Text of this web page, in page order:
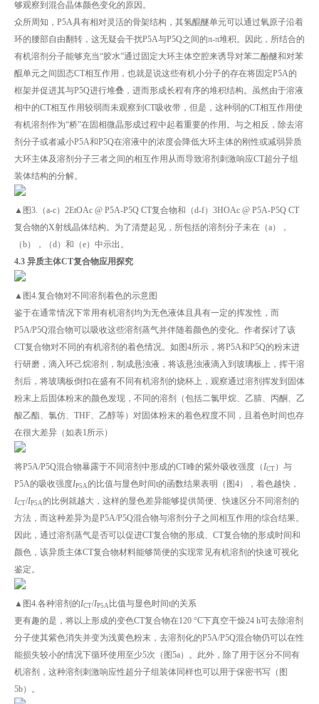
够观察到混合晶体颜色变化的原因。
众所周知，P5A具有相对灵活的骨架结构，其氢醌醚单元可以通过氧原子沿着
环的腰部自由翻转，这无疑会干扰P5A与P5Q之间的π-π堆积。因此，所结合的
有机溶剂分子能够充当“胶水”通过固定大环主体空腔来诱导对苯二酚醚和对苯
醌单元之间固态CT相互作用，也就是说这些有机小分子的存在将固定P5A的
框架并促进其与P5Q进行堆叠，进而形成长程有序的堆积结构。虽然由于溶液
相中的CT相互作用较弱而未观察到CT吸收带，但是，这种弱的CT相互作用使
有机溶剂作为“桥”在固相微晶形成过程中起着重要的作用。与之相反，除去溶
剂分子或者减小P5A和P5Q在溶液中的浓度会降低大环主体的刚性或减弱异质
大环主体及溶剂分子三者之间的相互作用从而导致溶剂刺激响应CT超分子组
装体结构的分解。
▲图3.（a-c）2EtOAc @ P5A-P5Q CT复合物和（d-f）3HOAc @ P5A-P5Q CT
复合物的X射线晶体结构。为了清楚起见，所包括的溶剂分子未在（a），
（b），（d）和（e）中示出。
4.3 异质主体CT复合物应用探究
▲图4.复合物对不同溶剂着色的示意图
鉴于在通常情况下常用有机溶剂均为无色液体且具有一定的挥发性，而
P5A/P5Q混合物可以吸收这些溶剂蒸气并伴随着颜色的变化。作者探讨了该
CT复合物对不同的有机溶剂的着色情况。如图4所示，将P5A和P5Q的粉末进
行研磨，滴入环己烷溶剂，制成悬浊液，将该悬浊液滴入到玻璃板上，挥干溶
剂后，将玻璃板倒扣在盛有不同有机溶剂的烧杯上，观察通过溶剂挥发到固体
粉末上后固体粉末的颜色发现，不同的溶剂（包括二氯甲烷、乙腈、丙酮、乙
酸乙酯、氯仿、THF、乙醇等）对固体粉末的着色程度不同，且着色时间也存
在很大差异（如表1所示）
将P5A/P5Q混合物暴露于不同溶剂中形成的CT峰的紫外吸收强度（ICT ）与
P5A的吸收强度IP5A的比值与显色时间t的函数结果表明（图4），着色越快，
ICT/IP5A的比例就越大，这样的显色差异能够提供简便、快速区分不同溶剂的
方法，而这种差异为是P5A/P5Q混合物与溶剂分子之间相互作用的综合结果。
因此，通过溶剂蒸气是否可以促进CT复合物的形成、CT复合物的形成时间和
颜色，该异质主体CT复合物材料能够简便的实现常见有机溶剂的快速可视化
鉴定。
▲图4.各种溶剂的ICT/IP5A 比值与显色时间t的关系
更有趣的是，将以上形成的变色CT复合物在120 °C下真空干燥24 h可去除溶剂
分子使其紫色消失并变为浅黄色粉末，去溶剂化的P5A/P5Q混合物仍可以在性
能损失较小的情况下循环使用至少5次（图5a）。此外，除了用于区分不同有
机溶剂，这种溶剂刺激响应性超分子组装体同样也可以用于保密书写（图
5b）。